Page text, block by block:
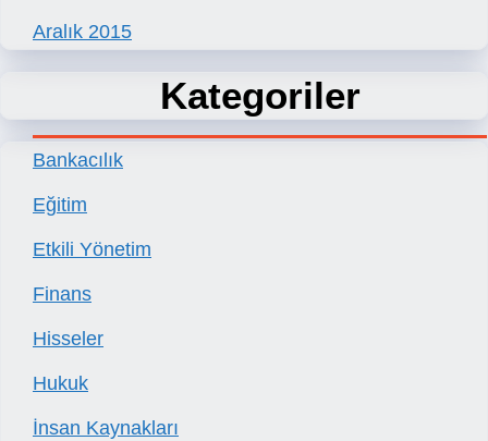
Aralık 2015
Kategoriler
Bankacılık
Eğitim
Etkili Yönetim
Finans
Hisseler
Hukuk
İnsan Kaynakları